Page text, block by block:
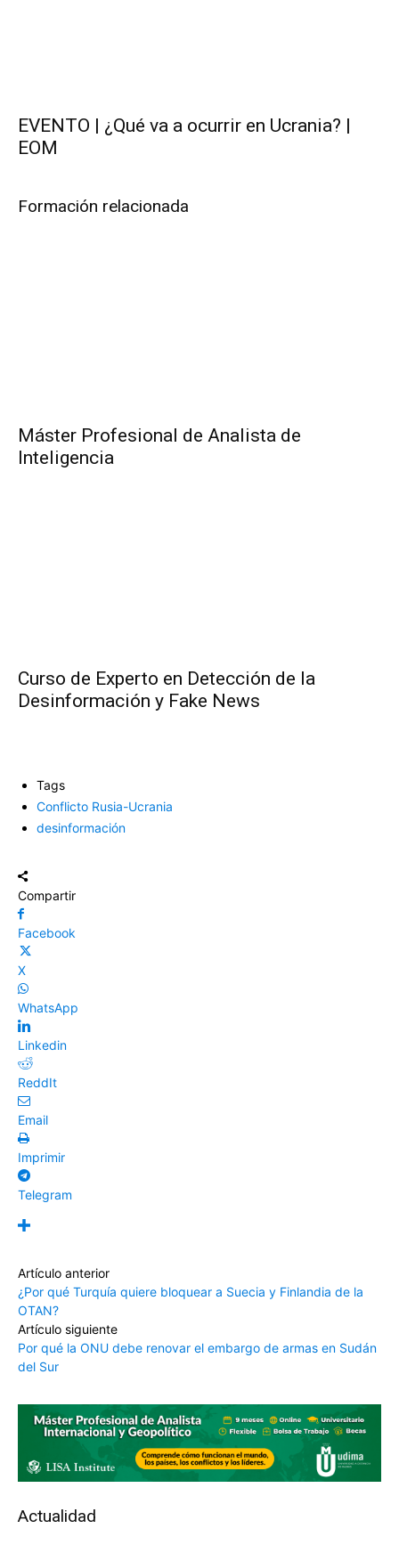
EVENTO | ¿Qué va a ocurrir en Ucrania? |
EOM
Formación relacionada
Máster Profesional de Analista de
Inteligencia
Curso de Experto en Detección de la
Desinformación y Fake News
Tags
Conflicto Rusia-Ucrania
desinformación
Compartir
Facebook
X
WhatsApp
Linkedin
ReddIt
Email
Imprimir
Telegram
Artículo anterior
¿Por qué Turquía quiere bloquear a Suecia y Finlandia de la
OTAN?
Artículo siguiente
Por qué la ONU debe renovar el embargo de armas en Sudán
del Sur
Actualidad